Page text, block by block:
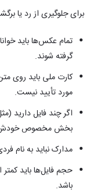
برای جلوگیری از رد یا
تمام عکس‌ها باید
گرفته شوند.
کارت ملی باید روی
مورد تأیید نیست.
اگر چند فایل دارید
بخش مخصوص خودش
مدارک نباید به نام
باشد.